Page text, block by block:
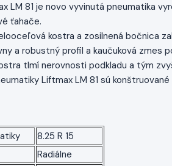
LM 81 je novo vyvinutá pneumatika
ťahače.
kostra a zosilnená bočnica
a robustný profil a kaučuková zmes
tlmí nerovnosti podkladu a tým
Liftmax LM 81 sú
8.25 R 15
Radiálne